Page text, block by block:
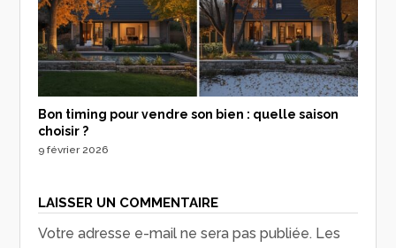
Bon timing pour vendre son bien : quelle saison
choisir ?
9 février 2026
LAISSER UN COMMENTAIRE
Votre adresse e-mail ne sera pas publiée. Les